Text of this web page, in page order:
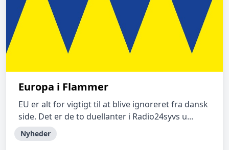
Europa i Flammer
EU er alt for vigtigt til at blive ignoreret fra dansk
side. Det er de to duellanter i Radio24syvs u...
Nyheder